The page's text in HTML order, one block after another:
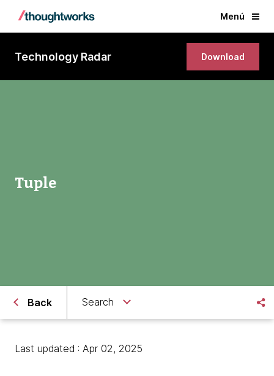
Menú
Technology Radar Download
Tuple
Back Search
Last updated : Apr 02, 2025